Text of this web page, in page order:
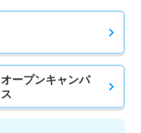
オープンキャンパ
ス